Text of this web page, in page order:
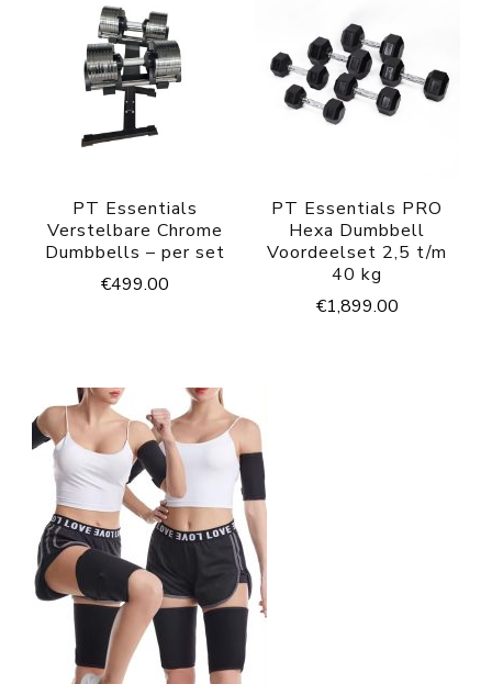
PT Essentials
Verstelbare Chrome
Dumbbells – per set
€499.00
PT Essentials PRO
Hexa Dumbbell
Voordeelset 2,5 t/m
40 kg
€1,899.00